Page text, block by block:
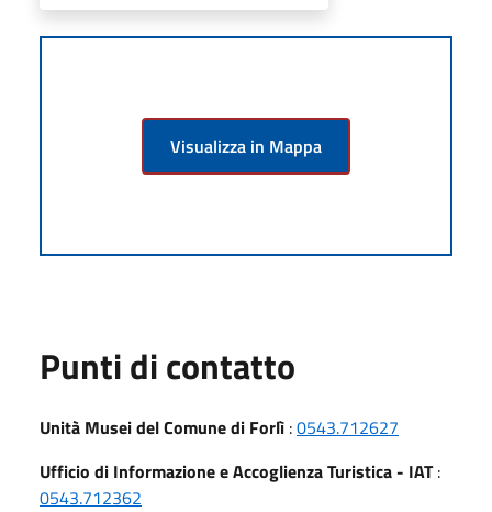
Visualizza in Mappa
Punti di contatto
Unità Musei del Comune di Forlì :0543.712627
Ufficio di Informazione e Accoglienza Turistica - IAT:
0543.712362